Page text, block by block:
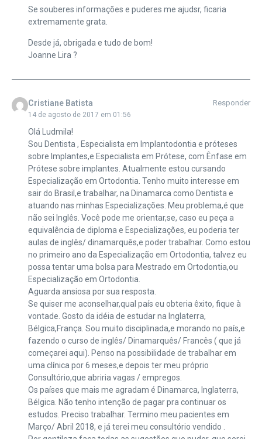
Se souberes informações e puderes me ajudsr, ficaria
extremamente grata.
Desde já, obrigada e tudo de bom!
Joanne Lira ?
Cristiane Batista
14 de agosto de 2017 em 01:56
Responder
Olá Ludmila!
Sou Dentista , Especialista em Implantodontia e próteses
sobre Implantes,e Especialista em Prótese, com Ênfase em
Prótese sobre implantes. Atualmente estou cursando
Especialização em Ortodontia. Tenho muito interesse em
sair do Brasil,e trabalhar, na Dinamarca como Dentista e
atuando nas minhas Especializações. Meu problema,é que
não sei Inglês. Você pode me orientar,se, caso eu peça a
equivalência de diploma e Especializações, eu poderia ter
aulas de inglês/ dinamarquês,e poder trabalhar. Como estou
no primeiro ano da Especialização em Ortodontia, talvez eu
possa tentar uma bolsa para Mestrado em Ortodontia,ou
Especialização em Ortodontia.
Aguarda ansiosa por sua resposta.
Se quiser me aconselhar,qual país eu obteria êxito, fique à
vontade. Gosto da idéia de estudar na Inglaterra,
Bélgica,França. Sou muito disciplinada,e morando no país,e
fazendo o curso de inglês/ Dinamarquês/ Francês ( que já
começarei aqui). Penso na possibilidade de trabalhar em
uma clínica por 6 meses,e depois ter meu próprio
Consultório,que abriria vagas / empregos.
Os países que mais me agradam é Dinamarca, Inglaterra,
Bélgica. Não tenho intenção de pagar pra continuar os
estudos. Preciso trabalhar. Termino meu pacientes em
Março/ Abril 2018, e já terei meu consultório vendido .